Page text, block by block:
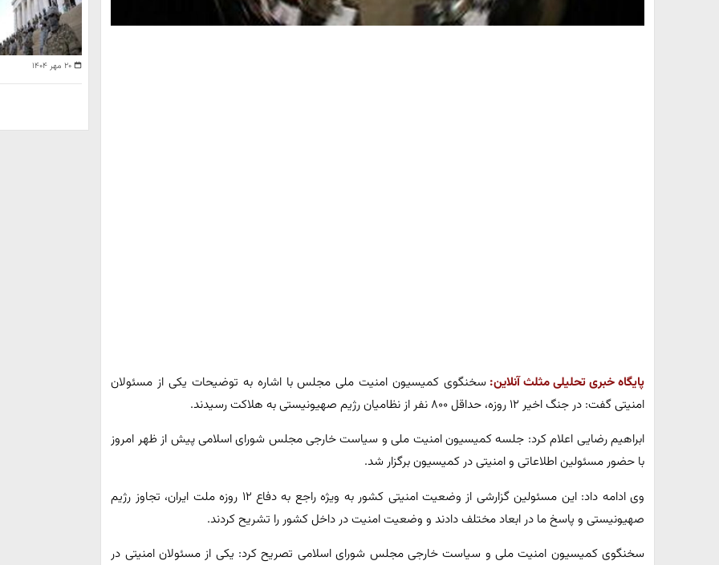
پایگاه خبری تحلیلی مثلث آنلاین: سخنگوی کمیسیون امنیت ملی مجلس با اشاره به توضیحات یکی از مسئولان
امنیتی گفت: در جنگ اخیر ۱۲ روزه، حداقل ۸۰۰ نفر از نظامیان رژیم صهیونیستی به هلاکت رسیدند.
ابراهیم رضایی اعلام کرد: جلسه کمیسیون امنیت ملی و سیاست خارجی مجلس شورای اسلامی پیش از ظهر امروز
با حضور مسئولین اطلاعاتی و امنیتی در کمیسیون برگزار شد.
وی ادامه داد: این مسئولین گزارشی از وضعیت امنیتی کشور به ویژه راجع به دفاع ۱۲ روزه ملت ایران، تجاوز رژیم
صهیونیستی و پاسخ ما در ابعاد مختلف دادند و وضعیت امنیت در داخل کشور را تشریح کردند.
سخنگوی کمیسیون امنیت ملی و سیاست خارجی مجلس شورای اسلامی تصریح کرد: یکی از مسئولان امنیتی در
۲۰ مهر ۱۴۰۴